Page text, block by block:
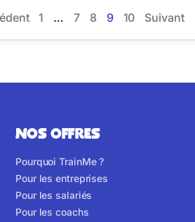
1 … 7 8 9 10 Suivant
NOS OFFRES
Pourquoi TrainMe ?
Pour les entreprises
Pour les salariés
Pour les coachs